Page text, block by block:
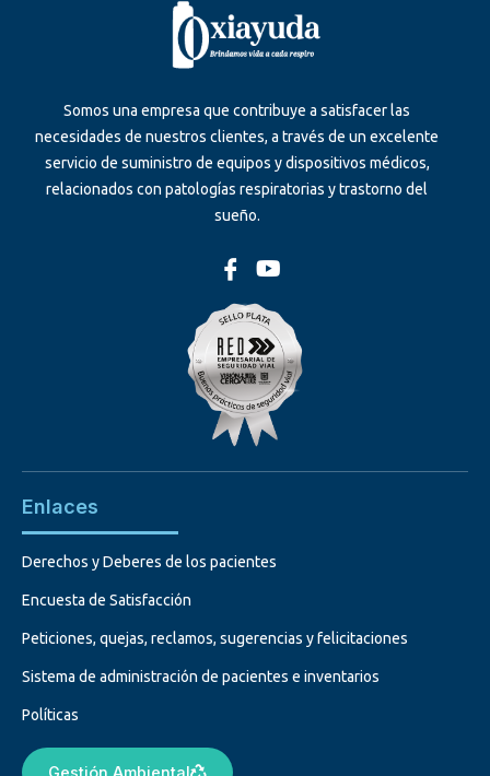
Somos una empresa que contribuye a satisfacer las
necesidades de nuestros clientes, a través de un excelente
servicio de suministro de equipos y dispositivos médicos,
relacionados con patologías respiratorias y trastorno del
sueño.
Enlaces
Derechos y Deberes de los pacientes
Encuesta de Satisfacción
Peticiones, quejas, reclamos, sugerencias y felicitaciones
Sistema de administración de pacientes e inventarios
Políticas